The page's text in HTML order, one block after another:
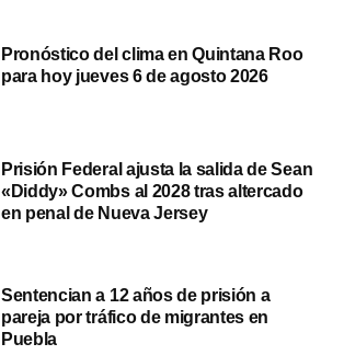
Pronóstico del clima en Quintana Roo
para hoy jueves 6 de agosto 2026
Prisión Federal ajusta la salida de Sean
«Diddy» Combs al 2028 tras altercado
en penal de Nueva Jersey
Sentencian a 12 años de prisión a
pareja por tráfico de migrantes en
Puebla